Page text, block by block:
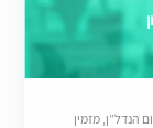
הנדל”ן, מזמין